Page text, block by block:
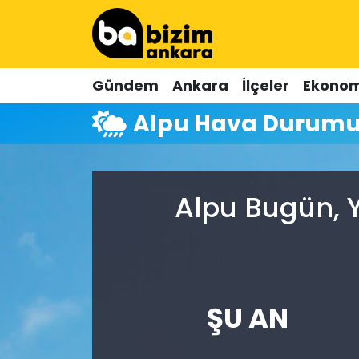
Gündem Ankara İlçeler
Alpu Hava Durumu
Alpu Bugün,
ŞU AN
Hava Durumu
Trafik Durumu
Süper Lig Puan Durumu ve Fikstür